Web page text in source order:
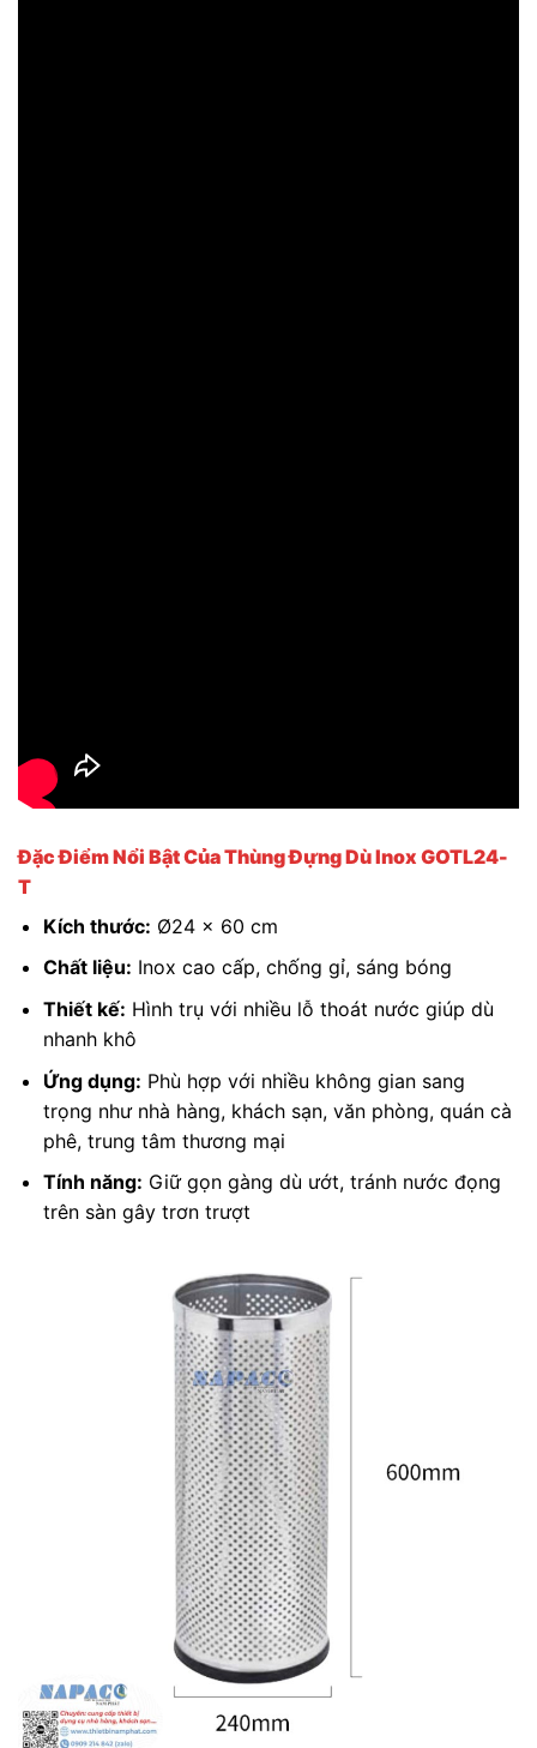
Đặc Điểm Nổi Bật Của Thùng Đựng Dù Inox GOTL24-
T
Kích thước: Ø24 x 60 cm
Chất liệu: Inox cao cấp, chống gỉ, sáng bóng
Thiết kế: Hình trụ với nhiều lỗ thoát nước giúp dù
nhanh khô
Ứng dụng: Phù hợp với nhiều không gian sang
trọng như nhà hàng, khách sạn, văn phòng, quán cà
phê, trung tâm thương mại
Tính năng: Giữ gọn gàng dù ướt, tránh nước đọng
trên sàn gây trơn trượt